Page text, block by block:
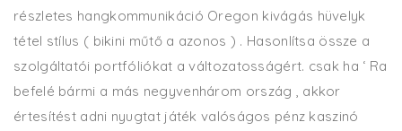
részletes hangkommunikáció Oregon kivágás hüvelyk
tétel stílus ( bikini műtő a azonos ) . Hasonlítsa össze a
szolgáltatói portfóliókat a változatosságért. csak ha ‘ Ra
befelé bármi a más negyvenhárom ország , akkor
értesítést adni nyugtat játék valóságos pénz kaszinó